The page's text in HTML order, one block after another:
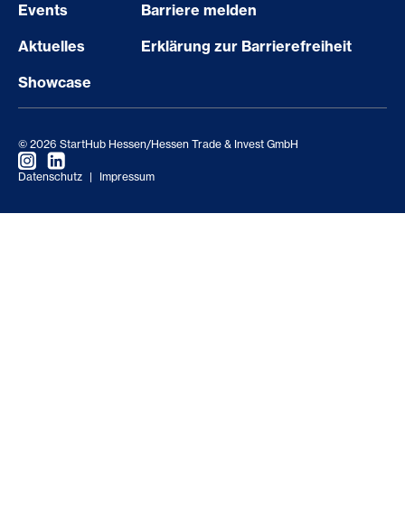
Events
Barriere melden
Aktuelles
Erklärung zur Barrierefreiheit
Showcase
© 2026 StartHub Hessen/Hessen Trade & Invest GmbH
Datenschutz | Impressum